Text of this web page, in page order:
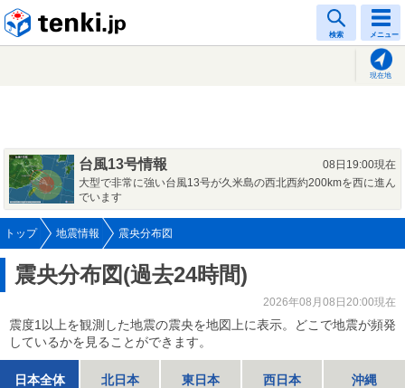
検索 メニュー
現在地
台風13号情報
08日19:00現在
大型で非常に強い台風13号が久米島の西北西約200kmを西に進ん
でいます
トップ 地震情報 震央分布図
震央分布図(過去24時間)
2026年08月08日20:00現在
震度1以上を観測した地震の震央を地図上に表示。どこで地震が頻発
しているかを見ることができます。
日本全体 北日本 東日本 西日本 沖縄